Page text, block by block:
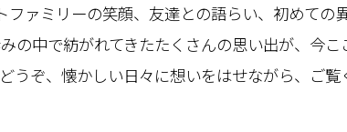
ファミリーの笑顔、友達との語らい、初めての
の中で紡がれてきたたくさんの思い出が、今こ
どうぞ、懐かしい日々に想いをはせながら、ご覧